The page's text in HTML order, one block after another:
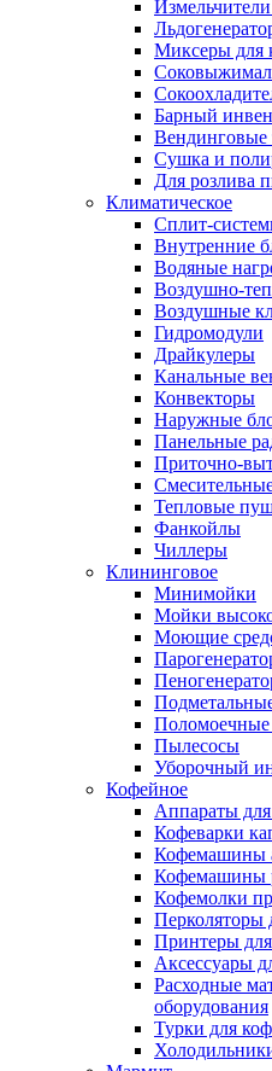
Измельчители
Миксеры для
Барный
Вендинговые
Сушка и
Для розлива
Климатическое
Сплит-
Внутренние
Водяные
Воздушно-
Воздушные
Гидромодули
Драйкулеры
Канальные
Конвекторы
Наружные
Панельные
Приточно-
Тепловые
Фанкойлы
Чиллеры
Клининговое
Минимойки
Мойки
Моющие
Пылесосы
Уборочный
Кофейное
Аппараты
Кофеварки
Кофемашины
Кофемашины
Кофемолки
Перколяторы
Принтеры
Аксессуары
Расходные
оборудования
Турки для